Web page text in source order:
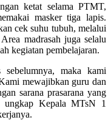
ketat selama PTMT,
masker tiga lapis.
cek suhu tubuh, melalui
madrasah juga selalu
kegiatan pembelajaran.
sebelumnya, maka kami
mewajibkan guru dan
sarana prasarana yang
ungkap Kepala MTsN 1